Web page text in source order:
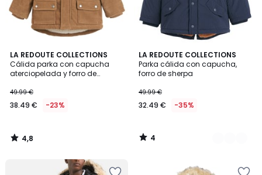
LA REDOUTE COLLECTIONS
Cálida parka con capucha
aterciopelada y forro de
€
en
de
49.99
49.99 €
38.49 € -23%
4,8
/ 5
4,8
/
LA REDOUTE COLLECTIONS
Parka cálida con capucha,
forro de sherpa
49.99 €
32.49 € -35%
4
/
5
2
Colores
4
/